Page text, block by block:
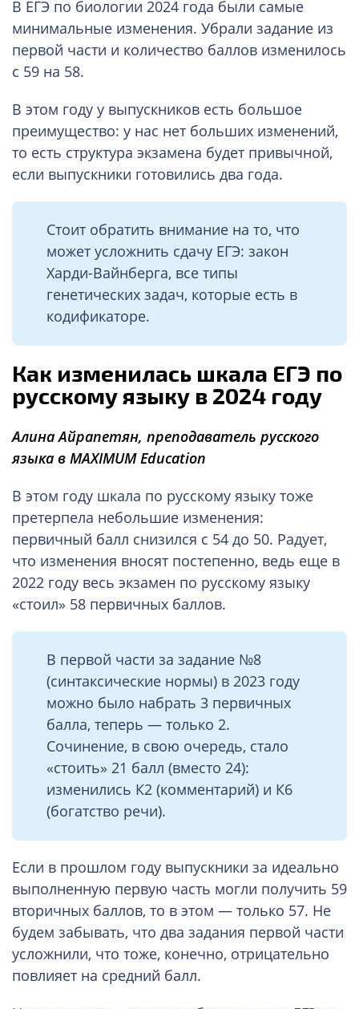
В ЕГЭ по биологии 2024 года были самые
минимальные изменения. Убрали задание из
первой части и количество баллов изменилось
с 59 на 58.
В этом году у выпускников есть большое
преимущество: у нас нет больших изменений,
то есть структура экзамена будет привычной,
если выпускники готовились два года.
Стоит обратить внимание на то, что
может усложнить сдачу ЕГЭ: закон
Харди-Вайнберга, все типы
генетических задач, которые есть в
кодификаторе.
Как изменилась шкала ЕГЭ по
русскому языку в 2024 году
Алина Айрапетян, преподаватель русского
языка в MAXIMUM Education
В этом году шкала по русскому языку тоже
претерпела небольшие изменения:
первичный балл снизился с 54 до 50. Радует,
что изменения вносят постепенно, ведь еще в
2022 году весь экзамен по русскому языку
«стоил» 58 первичных баллов.
В первой части за задание №8
(синтаксические нормы) в 2023 году
можно было набрать 3 первичных
балла, теперь — только 2.
Сочинение, в свою очередь, стало
«стоить» 21 балл (вместо 24):
изменились К2 (комментарий) и К6
(богатство речи).
Если в прошлом году выпускники за идеально
выполненную первую часть могли получить 59
вторичных баллов, то в этом — только 57. Не
будем забывать, что два задания первой части
усложнили, что тоже, конечно, отрицательно
повлияет на средний балл.